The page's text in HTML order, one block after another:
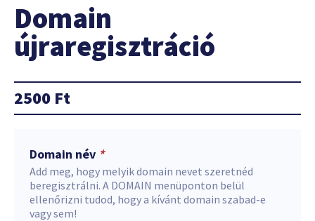
Domain
újraregisztráció
2500 Ft
Domain név *
Add meg, hogy melyik domain nevet szeretnéd
beregisztrálni. A DOMAIN menüponton belül
ellenőrizni tudod, hogy a kívánt domain szabad-e
vagy sem!